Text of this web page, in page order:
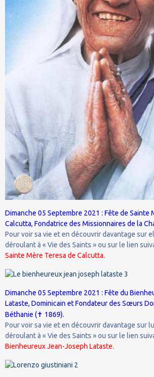
Dimanche 05 Septembre 2021 : Fête de Sainte
Calcutta, Fondatrice des Missionnaires de la
Pour voir sa vie et en découvrir davantage sur
déroulant à « Vie des Saints » ou sur le lien
Sainte Mère Teresa de Calcutta.
Dimanche 05 Septembre 2021 : Fête du
Lataste, Dominicain et Fondateur des Sœurs
Béthanie (✝ 1869).
Pour voir sa vie et en découvrir davantage sur
déroulant à « Vie des Saints » ou sur le lien
Bienheureux Jean-Joseph Lataste.